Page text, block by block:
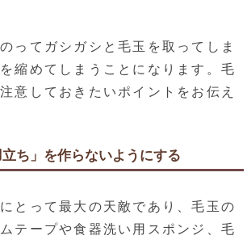
ってガシガシと毛玉を取ってしま
縮めてしまうことになります。毛
意しておきたいポイントをお伝え
ち」を作らないようにする
とって最大の天敵であり、毛玉の
テープや食器洗い用スポンジ、毛